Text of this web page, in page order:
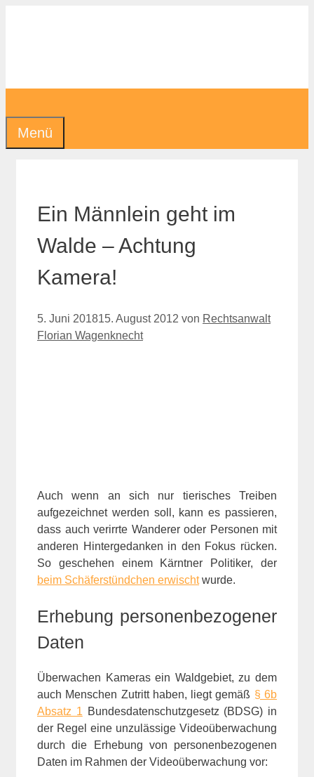
Menü
Ein Männlein geht im
Walde – Achtung
Kamera!
5. Juni 201815. August 2012 von Rechtsanwalt
Florian Wagenknecht
Auch wenn an sich nur tierisches Treiben
aufgezeichnet werden soll, kann es passieren,
dass auch verirrte Wanderer oder Personen mit
anderen Hintergedanken in den Fokus rücken.
So geschehen einem Kärntner Politiker, der
beim Schäferstündchen erwischtwurde.
Erhebung personenbezogener
Daten
Überwachen Kameras ein Waldgebiet, zu dem
auch Menschen Zutritt haben, liegt gemäß § 6b
Absatz 1 Bundesdatenschutzgesetz (BDSG) in
der Regel eine unzulässige Videoüberwachung
durch die Erhebung von personenbezogenen
Daten im Rahmen der Videoüberwachung vor: